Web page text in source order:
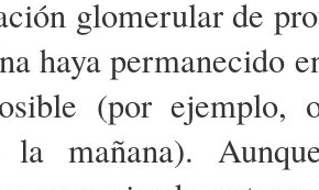
glomerular de
haya permanecido
(por ejemplo,
mañana).